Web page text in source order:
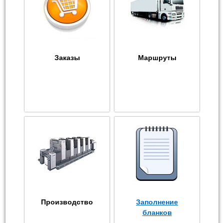
Заказы Маршруты
Производство
Заполнение
бланков